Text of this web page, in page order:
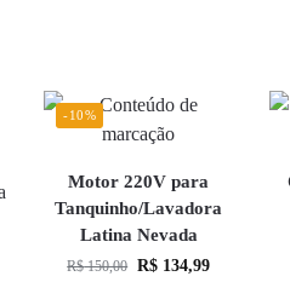
-10%
Motor 220V para
Tanquinho/Lavadora
Latina Nevada
R$150,00 R$ 134,99